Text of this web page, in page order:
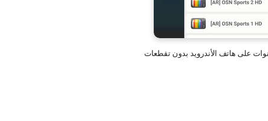
على هاتف الأندرويد بدون تقطعات